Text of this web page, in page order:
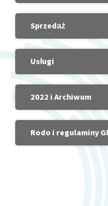
Sprzedaż
Usługi
2022 i Archiwum
Rodo i regulaminy